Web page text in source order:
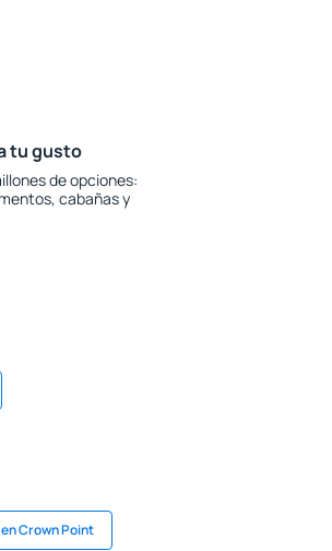
tu gusto
de opciones:
cabañas y
Crown Point